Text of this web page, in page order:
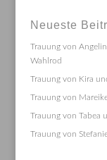
Neueste
Trauung von
Wahlrod
Trauung von Kira
Trauung von
Trauung von Tabea
Trauung von